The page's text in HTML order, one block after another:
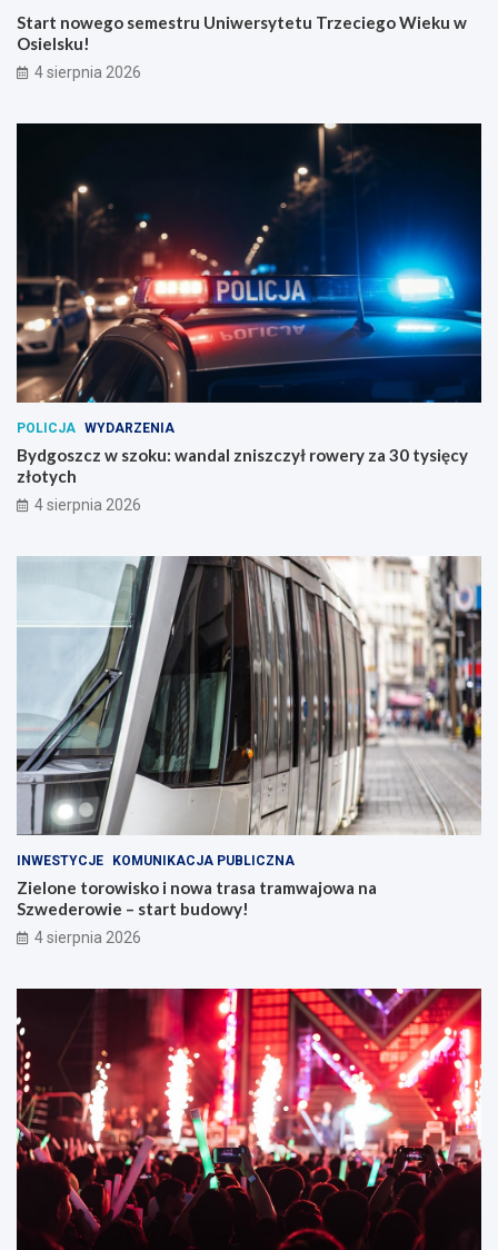
Start nowego semestru Uniwersytetu Trzeciego Wieku w
Osielsku!
4 sierpnia 2026
POLICJA WYDARZENIA
Bydgoszcz w szoku: wandal zniszczył rowery za 30 tysięcy
złotych
4 sierpnia 2026
INWESTYCJE KOMUNIKACJA PUBLICZNA
Zielone torowisko i nowa trasa tramwajowa na
Szwederowie – start budowy!
4 sierpnia 2026